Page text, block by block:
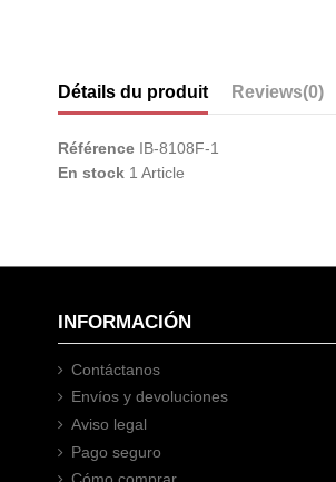
Détails du produit Reviews(0)
Référence IB-8108F-1
En stock 1 Article
INFORMACIÓN
Contáctanos
Envíos y devoluciones
Aviso legal
Pago seguro